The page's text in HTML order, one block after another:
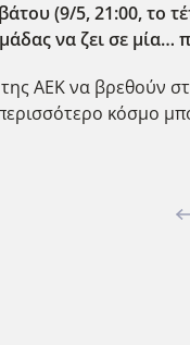
(9/5, 21:00, το
να ζει σε μία…
ΑΕΚ να βρεθούν
κόσμο